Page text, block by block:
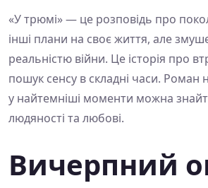
«У трюмі» — це розповідь про
інші плани на своє життя, але
реальністю війни. Це історія про
пошук сенсу в складні часи. Роман
у найтемніші моменти можна
людяності та любові.
Вичерпний